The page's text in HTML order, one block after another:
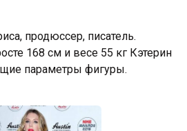
продюссер, писатель.
168 см и весе 55 кг Кэтерин
параметры фигуры.